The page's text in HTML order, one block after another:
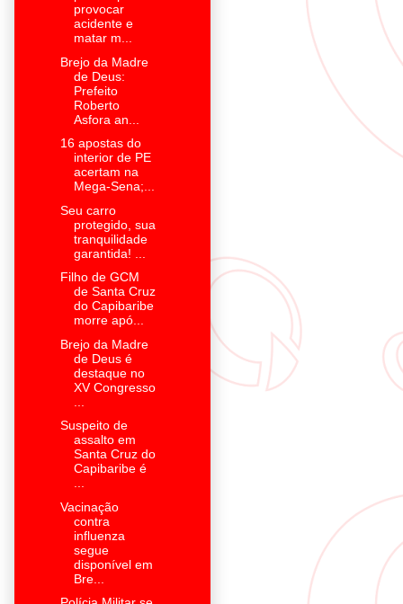
provocar
acidente e
matar m...
Brejo da Madre
de Deus:
Prefeito
Roberto
Asfora an...
16 apostas do
interior de PE
acertam na
Mega-Sena;...
Seu carro
protegido, sua
tranquilidade
garantida! ...
Filho de GCM
de Santa Cruz
do Capibaribe
morre apó...
Brejo da Madre
de Deus é
destaque no
XV Congresso
Suspeito de
assalto em
Santa Cruz do
Capibaribe é
...
Vacinação
contra
influenza
segue
disponível em
Bre...